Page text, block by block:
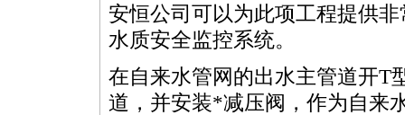
安恒公司可以为此项工程提供
水质安全监控系统。
在自来水管网的出水主管道开T
道，并安装*减压阀，作为自来